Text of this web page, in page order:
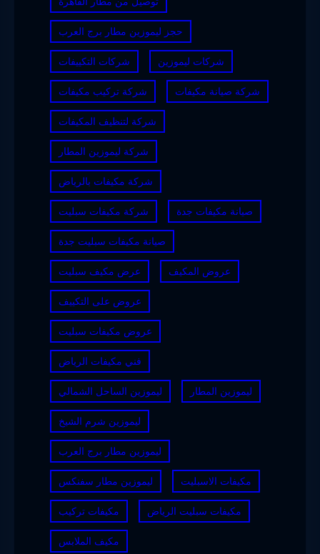
حجز ليموزين مطار برج العرب
شركات التكييفات شركات ليموزين
شركة تركيب مكيفات شركة صيانة مكيفات
شركة لتنظيف المكيفات
شركة ليموزين المطار
شركة مكيفات بالرياض
شركة مكيفات سبليت صيانة مكيفات جدة
صيانة مكيفات سبليت جدة
عرض مكيف سبليت عروض المكيف
عروض على التكييف
عروض مكيفات سبليت
فني مكيفات الرياض
ليموزين الساحل الشمالي ليموزين المطار
ليموزين شرم الشيخ
ليموزين مطار برج العرب
ليموزين مطار سفنكس مكيفات الاسبليت
مكيفات تركيب مكيفات سبليت الرياض
مكيف الملابس